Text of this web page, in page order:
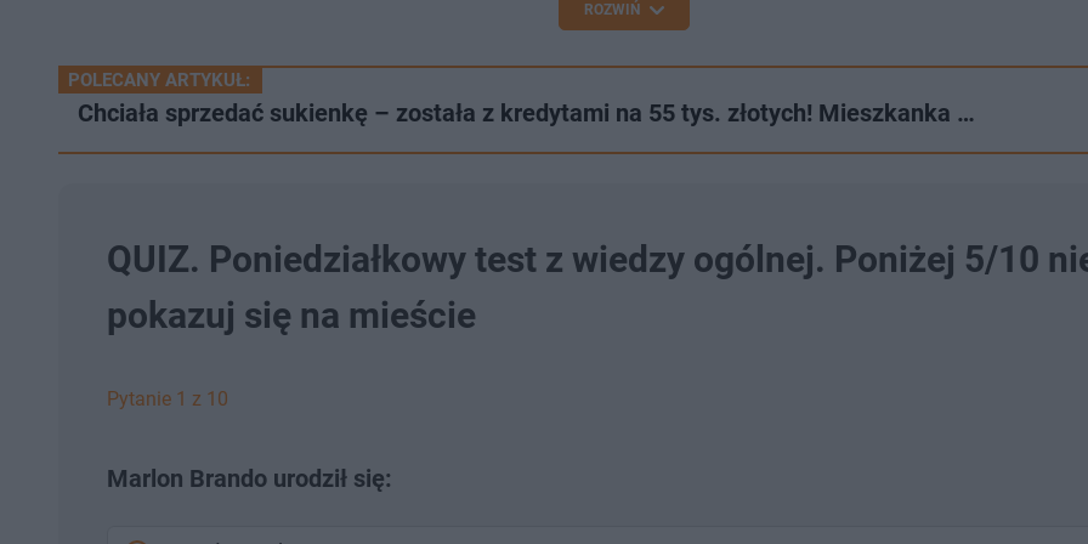
ROZWIŃ
POLECANY ARTYKUŁ:
Chciała sprzedać sukienkę – została z kredytami na 55 tys. złotych! Mieszkanka …
QUIZ. Poniedziałkowy test z wiedzy ogólnej. Poniżej 5/10
pokazuj się na mieście
Pytanie 1 z 10
Marlon Brando urodził się: